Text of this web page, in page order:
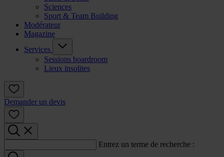
Sciences
Sport & Team Building
Modérateur
Magazine
Services
Sessions boardroom
Lieux insolites
Demander un devis
Entrez un terme de recherche :